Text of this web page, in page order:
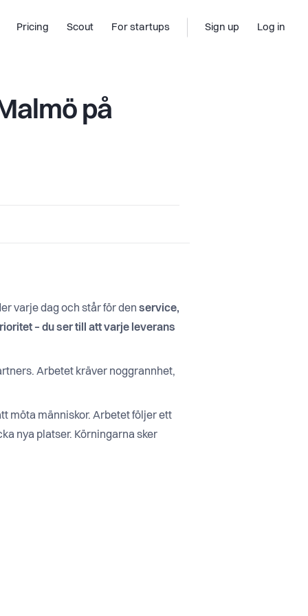
Pricing Scout For startups Sign up Log in
på
varje dag och står för den service,
– du ser till att varje leverans
Arbetet kräver noggrannhet,
möta människor. Arbetet följer ett
nya platser. Körningarna sker